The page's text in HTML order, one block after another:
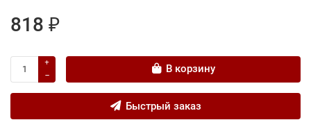
818 ₽
В корзину
Быстрый заказ